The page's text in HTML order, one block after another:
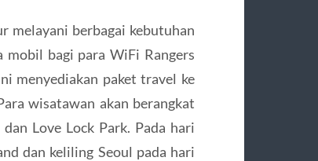
melayani berbagai kebutuhan
mobil bagi para WiFi Rangers
menyediakan paket travel ke
wisatawan akan berangkat
Love Lock Park. Pada hari
dan keliling Seoul pada hari